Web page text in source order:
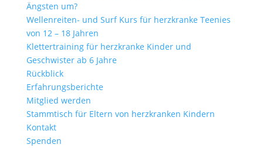
Ängsten um?
Wellenreiten- und Surf Kurs für herzkranke Teenies
von 12 – 18 Jahren
Klettertraining für herzkranke Kinder und
Geschwister ab 6 Jahre
Rückblick
Erfahrungsberichte
Mitglied werden
Stammtisch für Eltern von herzkranken Kindern
Kontakt
Spenden